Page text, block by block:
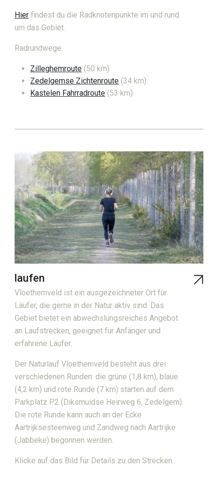
DE
Suchen
Supra menu
Kontakt
FAQ
Nachrichten
Hier findest du die Radknotenpunkte im und rund
um das Gebiet.
Radrundwege:
Zilleghemroute (50 km)
Zedelgemse Zichtenroute (34 km)
Kastelen Fahrradroute (53 km)
laufen
Vloethemveld ist ein ausgezeichneter Ort für
Läufer, die gerne in der Natur aktiv sind. Das
Gebiet bietet ein abwechslungsreiches Angebot
an Laufstrecken, geeignet für Anfänger und
erfahrene Läufer.
Der Naturlauf Vloethemveld besteht aus drei
verschiedenen Runden: die grüne (1,8 km), blaue
(4,2 km) und rote Runde (7 km) starten auf dem
Parkplatz P2 (Diksmuidse Heirweg 6, Zedelgem).
Die rote Runde kann auch an der Ecke
Aartrijksesteenweg und Zandweg nach Aartrijke
(Jabbeke) begonnen werden.
Klicke auf das Bild für Details zu den Strecken.